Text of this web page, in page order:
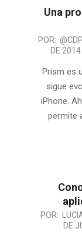
Una
POR:
DE 2014
Prism es
sigue
iPhone.
permite
POR:
DE